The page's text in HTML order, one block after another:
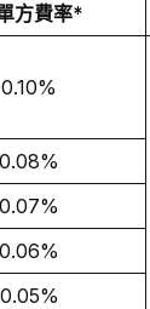
方費率*
0.10%
0.08%
0.07%
0.06%
0.05%